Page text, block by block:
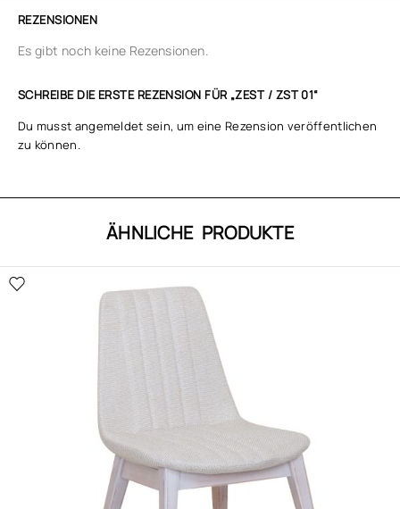
REZENSIONEN
Es gibt noch keine Rezensionen.
SCHREIBE DIE ERSTE REZENSION FÜR „ZEST / ZST 01“
Du musst angemeldet sein, um eine Rezension veröffentlichen
zu können.
ÄHNLICHE PRODUKTE